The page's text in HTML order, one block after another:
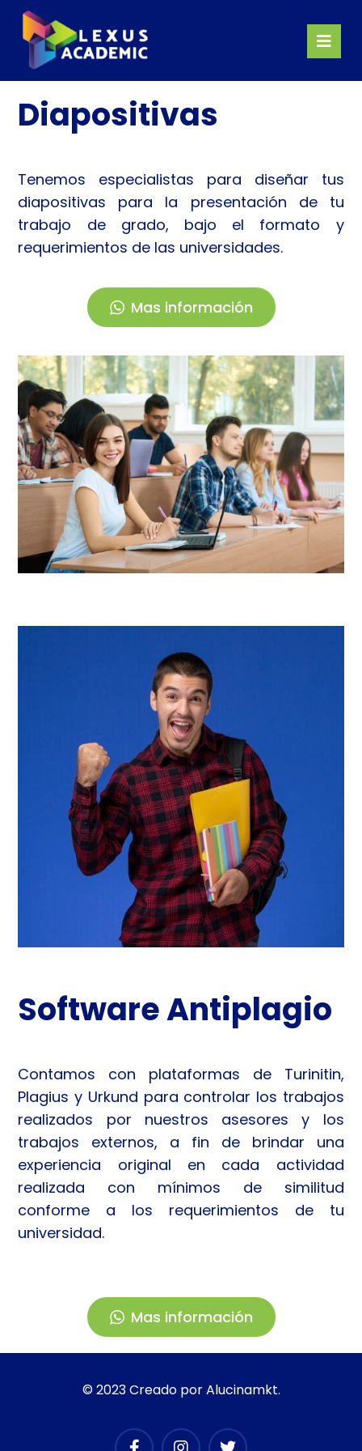
Diapositivas
Tenemos especialistas para diseñar tus
diapositivas para la presentación de tu
trabajo de grado, bajo el formato y
requerimientos de las universidades.
Mas información
Software Antiplagio
Contamos con plataformas de Turinitin,
Plagius y Urkund para controlar los trabajos
realizados por nuestros asesores y los
trabajos externos, a fin de brindar una
experiencia original en cada actividad
realizada con mínimos de similitud
conforme a los requerimientos de tu
universidad.
Mas información
© 2023 Creado por Alucinamkt.